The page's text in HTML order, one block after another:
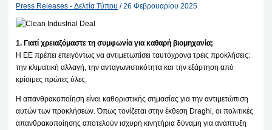
Press Releases - Δελτία Τύπου /26 Φεβρουαρίου 2025
1. Γιατί χρειαζόμαστε τη συμφωνία για καθαρή βιομηχανία;
Η ΕΕ πρέπει επειγόντως να αντιμετωπίσει ταυτόχρονα τρεις προκλήσεις:
την κλιματική αλλαγή, την ανταγωνιστικότητα και την εξάρτηση από
κρίσιμες πρώτες ύλες.
Η απανθρακοποίηση είναι καθοριστικής σημασίας για την αντιμετώπιση
αυτών των προκλήσεων. Όπως τονίζεται στην έκθεση Draghi, οι πολιτικές
απανθρακοποίησης αποτελούν ισχυρή κινητήρια δύναμη για ανάπτυξη